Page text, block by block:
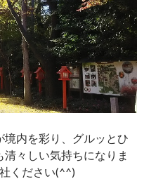
内を彩り、グルッとひ
々しい気持ちになりま
ください(^^)